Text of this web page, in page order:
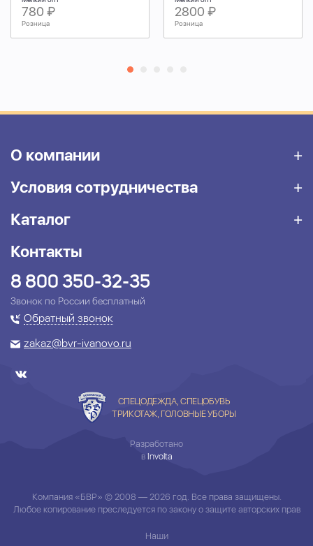
780 ₽
Розница
2800 ₽
Розница
О компании
Условия сотрудничества
Каталог
Контакты
8 800 350-32-35
Звонок по России бесплатный
Обратный звонок
zakaz@bvr-ivanovo.ru
СПЕЦОДЕЖДА, СПЕЦОБУВЬ
ТРИКОТАЖ, ГОЛОВНЫЕ УБОРЫ
Разработано
в Involta
Компания «БВР» © 2008 — 2026 год. Все права защищены.
Любое копирование преследуется по закону о защите авторских прав
Наши